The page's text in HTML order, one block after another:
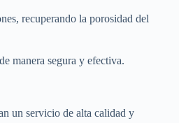
recuperando la porosidad del
manera segura y efectiva.
un servicio de alta calidad y